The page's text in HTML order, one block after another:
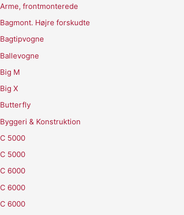
Arme, frontmonterede
Bagmont. Højre forskudte
Bagtipvogne
Ballevogne
Big M
Big X
Butterfly
Byggeri & Konstruktion
C 5000
C 5000
C 6000
C 6000
C 6000